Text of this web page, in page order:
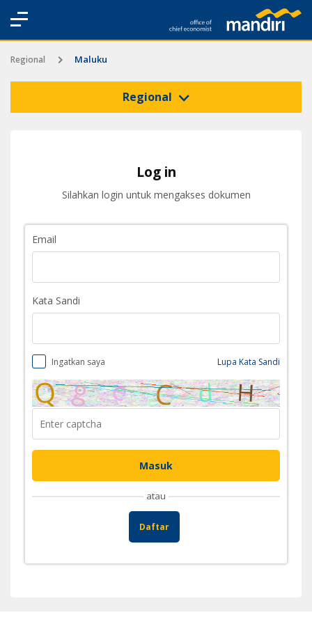
Regional Maluku
Regional
Log in
Silahkan login untuk mengakses dokumen
Email
Kata Sandi
Ingatkan saya Lupa Kata Sandi
atau
Daftar